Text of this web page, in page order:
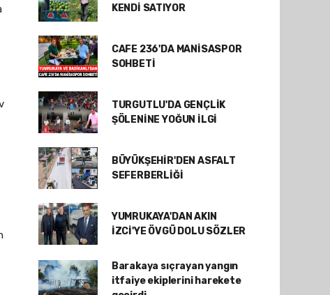
KENDİ SATIYOR
CAFE 236'DA MANİSASPOR
SOHBETİ
TURGUTLU'DA GENÇLİK
ŞÖLENİNE YOĞUN İLGİ
BÜYÜKŞEHİR'DEN ASFALT
SEFERBERLİĞİ
YUMRUKAYA'DAN AKIN
İZCİ'YE ÖVGÜ DOLU SÖZLER
Barakaya sıçrayan yangın
itfaiye ekiplerini harekete